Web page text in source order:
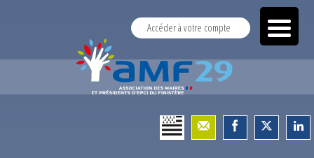
Accéder à votre compte